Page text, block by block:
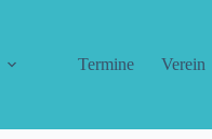
Termine Verein